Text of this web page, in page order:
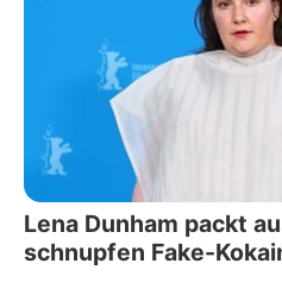
Lena Dunham packt
schnupfen Fake-